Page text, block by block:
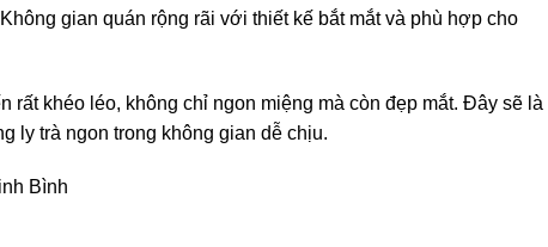
gian quán rộng rãi với thiết kế bắt mắt và phù hợp cho
khéo léo, không chỉ ngon miệng mà còn đẹp mắt. Đây sẽ là
ly trà ngon trong không gian dễ chịu.
Bình